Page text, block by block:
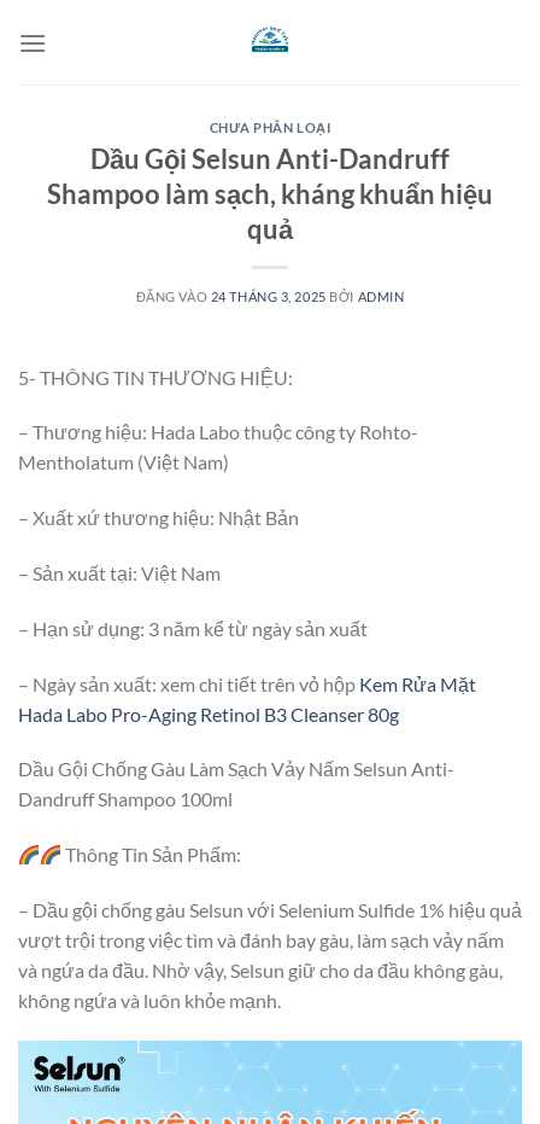
qua
CHƯA PHÂN LOẠI
Dầu Gội Selsun Anti-Dandruff
Shampoo làm sạch, kháng khuẩn hiệu
quả
ĐĂNG VÀO 24 THÁNG 3, 2025 BỞI ADMIN
5- THÔNG TIN THƯƠNG HIỆU:
– Thương hiệu: Hada Labo thuộc công ty Rohto-
Mentholatum (Việt Nam)
– Xuất xứ thương hiệu: Nhật Bản
– Sản xuất tại: Việt Nam
– Hạn sử dụng: 3 năm kể từ ngày sản xuất
– Ngày sản xuất: xem chi tiết trên vỏ hộp Kem Rửa Mặt
Hada Labo Pro-Aging Retinol B3 Cleanser 80g
Dầu Gội Chống Gàu Làm Sạch Vảy Nấm Selsun Anti-
Dandruff Shampoo 100ml
Thông Tin Sản Phẩm:
– Dầu gội chống gàu Selsun với Selenium Sulfide 1% hiệu quả
vượt trội trong việc tìm và đánh bay gàu, làm sạch vảy nấm
và ngứa da đầu. Nhờ vậy, Selsun giữ cho da đầu không gàu,
không ngứa và luôn khỏe mạnh.